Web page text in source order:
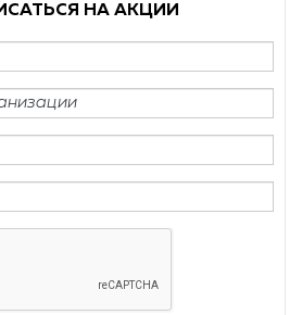
НА АКЦИИ